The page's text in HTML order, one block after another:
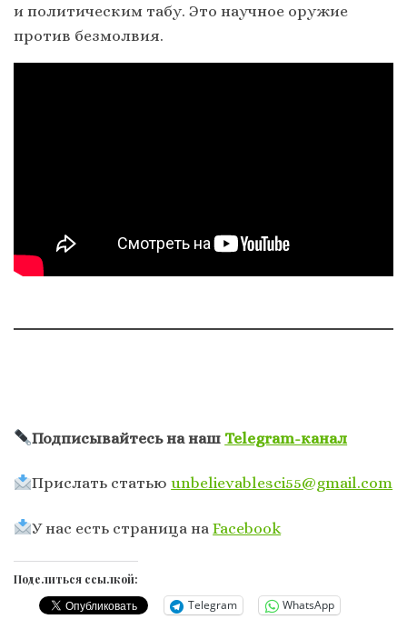
и политическим табу. Это научное оружие
против безмолвия.
Подписывайтесь на наш Telegram-канал
Прислать статьюunbelievablesci55@gmail.com
У нас есть страница наFacebook
Поделиться ссылкой:
Telegram WhatsApp